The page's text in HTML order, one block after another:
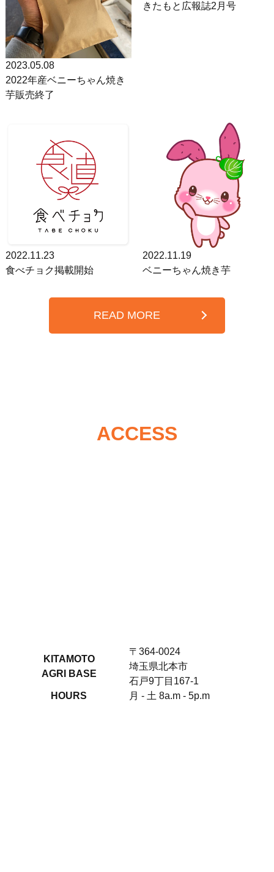
2023.05.08
2022年産ベニーちゃん焼き
芋販売終了
きたもと広報誌2月号
2022.11.23
食べチョク掲載開始
2022.11.19
ベニーちゃん焼き芋
READ MORE
ACCESS
KITAMOTO
AGRI BASE
〒364-0024
埼玉県北本市
石戸9丁目167-1
HOURS
月 - 土 8a.m - 5p.m